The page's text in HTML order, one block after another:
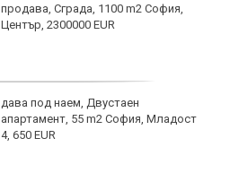
продава, Сграда, 1100 m2 София,
Център, 2300000 EUR
дава под наем, Двустаен
апартамент, 55 m2 София, Младост
4, 650 EUR